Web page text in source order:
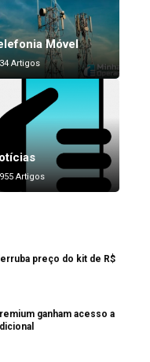
Móvel
Artigos
Artigos
preço do kit de R$
ganham acesso a